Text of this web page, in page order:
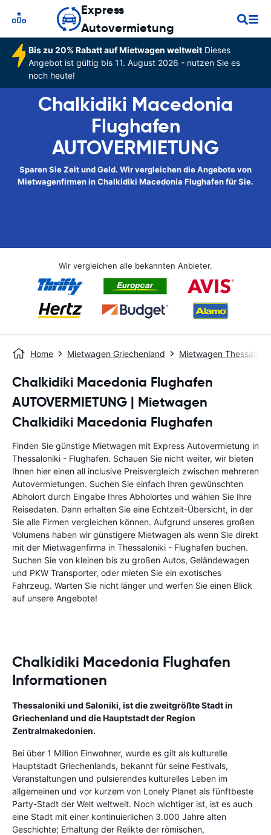
Express
Autovermietung
Bis zu 20% Rabatt auf Mietwagen weltweitDieses
Angebot ist gültig bis 11. August 2026 - nutzen Sie es
noch heute!
Chalkidiki Macedonia
Flughafen
AUTOVERMIETUNG
Sparen Sie Zeit und Geld. Wir vergleichen die Angebote von
Mietwagenfirmen in Chalkidiki Macedonia Flughafen für Sie.
Wir vergleichen alle bekannten Anbieter.
Home Mietwagen Griechenland Mietwagen
Chalkidiki Macedonia Flughafen
AUTOVERMIETUNG | Mietwagen
Chalkidiki Macedonia Flughafen
Finden Sie günstige Mietwagen mit Express Autovermietung in
Thessaloniki - Flughafen. Schauen Sie nicht weiter, wir bieten
Ihnen hier einen all inclusive Preisvergleich zwischen mehreren
Autovermietungen. Suchen Sie einfach Ihren gewünschten
Abholort durch Eingabe Ihres Abholortes und wählen Sie Ihre
Reisedaten. Dann erhalten Sie eine Echtzeit-Übersicht, in der
Sie alle Firmen vergleichen können. Aufgrund unseres großen
Volumens haben wir günstigere Mietwagen als wenn Sie direkt
mit der Mietwagenfirma in Thessaloniki - Flughafen buchen.
Suchen Sie von kleinen bis zu großen Autos, Geländewagen
und PKW Transporter, oder mieten Sie ein exotisches
Fahrzeug. Warten Sie nicht länger und werfen Sie einen Blick
auf unsere Angebote!
Chalkidiki Macedonia Flughafen
Informationen
Thessaloniki und Saloniki, ist die zweitgrößte Stadt in
Griechenland und die Hauptstadt der Region
Zentralmakedonien.
Bei über 1 Million Einwohner, wurde es gilt als kulturelle
Hauptstadt Griechenlands, bekannt für seine Festivals,
Veranstaltungen und pulsierendes kulturelles Leben im
allgemeinen und vor kurzem von Lonely Planet als fünftbeste
Party-Stadt der Welt weltweit. Noch wichtiger ist, ist es auch
eine Stadt mit einer kontinuierlichen 3.000 Jahre alten
Geschichte; Erhaltung der Relikte der römischen,